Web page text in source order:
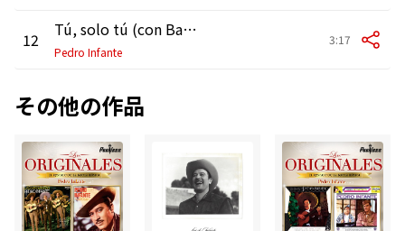
12 Tú, solo tú (con Banda El Recodo)
Pedro Infante
3:17
その他の作品